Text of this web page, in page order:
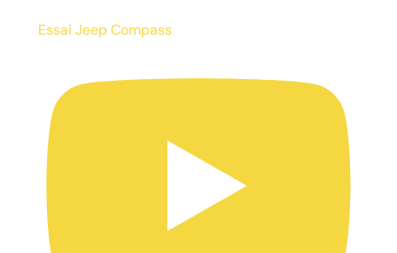
Essai Jeep Compass